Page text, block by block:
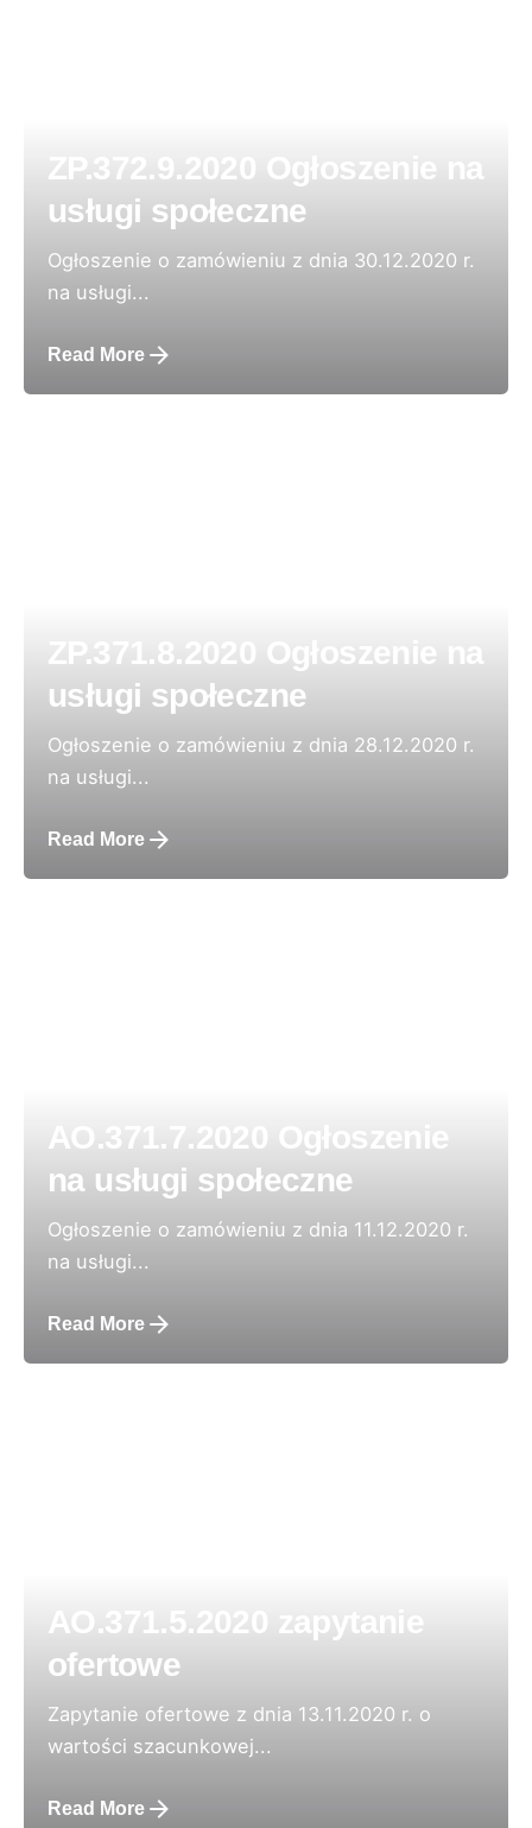
ZP.372.9.2020 Ogłoszenie na
usługi społeczne
Ogłoszenie o zamówieniu z dnia 30.12.2020 r.
na usługi...
Read More
ZP.371.8.2020 Ogłoszenie na
usługi społeczne
Ogłoszenie o zamówieniu z dnia 28.12.2020 r.
na usługi...
Read More
AO.371.7.2020 Ogłoszenie
na usługi społeczne
Ogłoszenie o zamówieniu z dnia 11.12.2020 r.
na usługi...
Read More
AO.371.5.2020 zapytanie
ofertowe
Zapytanie ofertowe z dnia 13.11.2020 r. o
wartości szacunkowej...
Read More